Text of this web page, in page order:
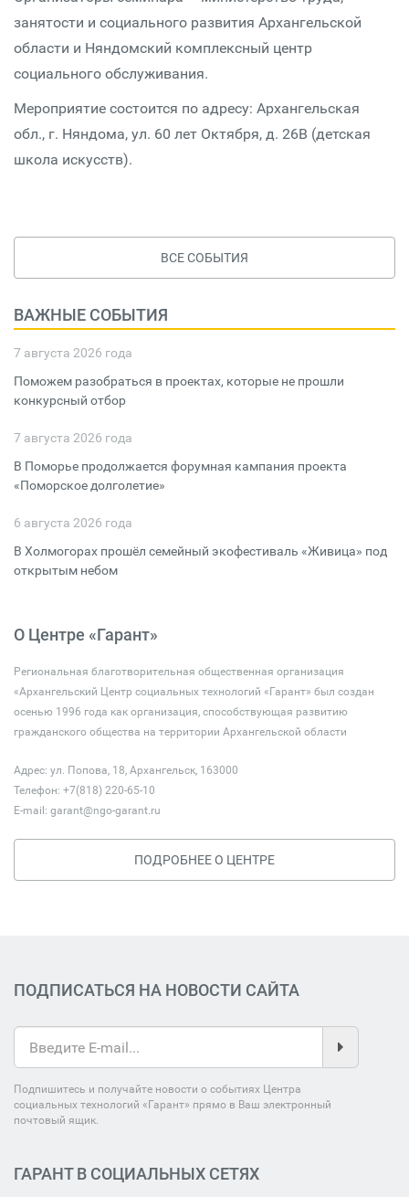
занятости и социального развития Архангельской
области и Няндомский комплексный центр
социального обслуживания.
Мероприятие состоится по адресу: Архангельская
обл., г. Няндома, ул. 60 лет Октября, д. 26В (детская
школа искусств).
ВСЕ СОБЫТИЯ
ВАЖНЫЕ СОБЫТИЯ
7 августа 2026 года
Поможем разобраться в проектах, которые не прошли
конкурсный отбор
7 августа 2026 года
В Поморье продолжается форумная кампания проекта
«Поморское долголетие»
6 августа 2026 года
В Холмогорах прошёл семейный экофестиваль «Живица» под
открытым небом
О Центре «Гарант»
Региональная благотворительная общественная организация
«Архангельский Центр социальных технологий «Гарант» был создан
осенью 1996 года как организация, способствующая развитию
гражданского общества на территории Архангельской области
Адрес: ул. Попова, 18, Архангельск, 163000
Телефон: +7(818) 220-65-10
E-mail: garant@ngo-garant.ru
ПОДРОБНЕЕ О ЦЕНТРЕ
ПОДПИСАТЬСЯ НА НОВОСТИ САЙТА
Подпишитесь и получайте новости о событиях Центра
социальных технологий «Гарант» прямо в Ваш электронный
почтовый ящик.
ГАРАНТ В СОЦИАЛЬНЫХ СЕТЯХ